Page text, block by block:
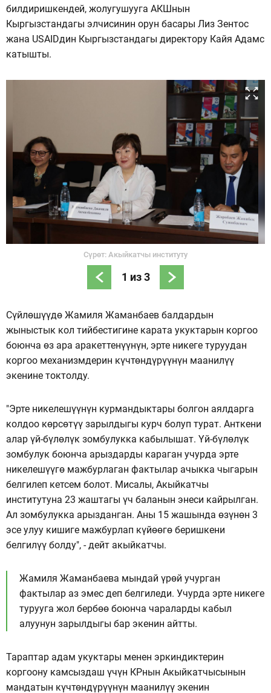
билдиришкендей, жолугушууга АКШнын
Кыргызстандагы элчисинин орун басары Лиз Зентос
жана USAIDдин Кыргызстандагы директору Кайя Адамс
катышты.
Сүрөт: Акыйкатчы институту
1 из3
Сүйлөшүүдө Жамиля Жаманбаев балдардын
жыныстык кол тийбестигине карата укуктарын коргоо
боюнча өз ара аракеттенүүнүн, эрте никеге туруудан
коргоо механизмдерин күчтөндүрүүнүн маанилүү
экенине токтолду.
"Эрте никелешүүнүн курмандыктары болгон аялдарга
колдоо көрсөтүү зарылдыгы курч болуп турат. Анткени
алар үй-бүлөлүк зомбулукка кабылышат. Үй-бүлөлүк
зомбулук боюнча арыздарды караган учурда эрте
никелешүүгө мажбурлаган фактылар ачыкка чыгарын
белгилеп кетсем болот. Мисалы, Акыйкатчы
институтуна 23 жаштагы үч баланын энеси кайрылган.
Ал зомбулукка арызданган. Аны 15 жашында өзүнөн 3
эсе улуу кишиге мажбурлап күйөөгө беришкени
белгилүү болду", - дейт акыйкатчы.
Жамиля Жаманбаева мындай үрөй учурган
фактылар аз эмес деп белгиледи. Учурда эрте никеге
турууга жол бербөө боюнча чараларды кабыл
алуунун зарылдыгы бар экенин айтты.
Тараптар адам укуктары менен эркиндиктерин
коргоону камсыздаш үчүн КРнын Акыйкатчысынын
мандатын күчтөндүрүүнүн маанилүү экенин